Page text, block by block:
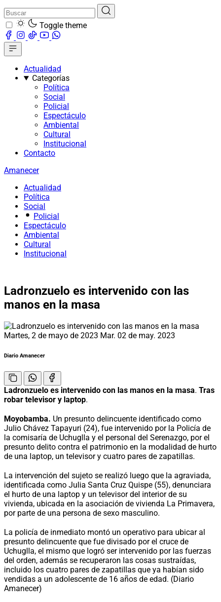
Toggle theme
Actualidad
Categorías
Política
Social
Policial
Espectáculo
Ambiental
Cultural
Institucional
Contacto
Amanecer
Actualidad
Política
Social
Policial
Espectáculo
Ambiental
Cultural
Institucional
Ladronzuelo es intervenido con las
manos en la masa
Martes, 2 de mayo de 2023 Mar. 02 de may. 2023
Diario Amanecer
Ladronzuelo es intervenido con las manos en la masa. Tras
robar televisor y laptop.
Moyobamba. Un presunto delincuente identificado como
Julio Chávez Tapayuri (24), fue intervenido por la Policía de
la comisaría de Uchuglla y el personal del Serenazgo, por el
presunto delito contra el patrimonio en la modalidad de hurto
de una laptop, un televisor y cuatro pares de zapatillas.
La intervención del sujeto se realizó luego que la agraviada,
identificada como Julia Santa Cruz Quispe (55), denunciara
el hurto de una laptop y un televisor del interior de su
vivienda, ubicada en la asociación de vivienda La Primavera,
por parte de una persona de sexo masculino.
La policía de inmediato montó un operativo para ubicar al
presunto delincuente que fue divisado por el cruce de
Uchuglla, el mismo que logró ser intervenido por las fuerzas
del orden, además se recuperaron las cosas sustraídas,
incluido los cuatro pares de zapatillas que ya habían sido
vendidas a un adolescente de 16 años de edad. (Diario
Amanecer)